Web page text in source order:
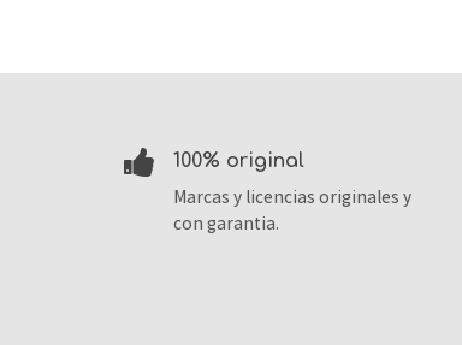
100% original
Marcas y licencias originales y
con garantia.